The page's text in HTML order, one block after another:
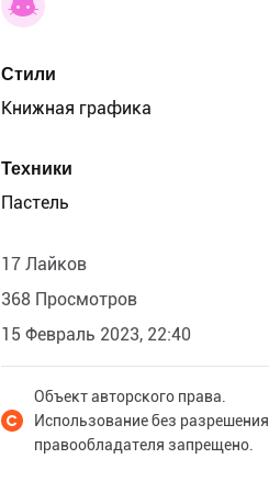
Стили
Книжная графика
Техники
Пастель
17 Лайков
368 Просмотров
15 Февраль 2023, 22:40
Объект авторского права.
Использование без разрешения
правообладателя запрещено.